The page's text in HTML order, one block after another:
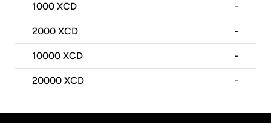
1000 XCD -
2000 XCD -
10000 XCD -
20000 XCD -